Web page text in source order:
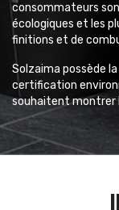
consommateurs
écologiques et les
finitions et de
Solzaima possède
certification
souhaitent montrer